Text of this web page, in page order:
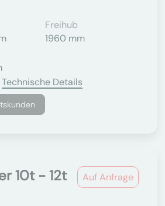
Freihub
1960 mm
Technische Details
Auf Anfrage
10t - 12t